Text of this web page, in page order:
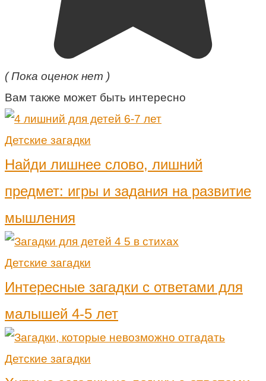
( Пока оценок нет )
Вам также может быть интересно
Детские загадки
Найди лишнее слово, лишний
предмет: игры и задания на развитие
мышления
Детские загадки
Интересные загадки с ответами для
малышей 4-5 лет
Детские загадки